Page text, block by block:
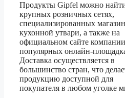
Продукты Gipfel можно
крупных розничных сетях,
специализированных
кухонной утвари, а также на
официальном сайте
популярных онлайн-
Доставка осуществляется в
большинство стран, что
продукцию доступной для
покупателя в любом уголке